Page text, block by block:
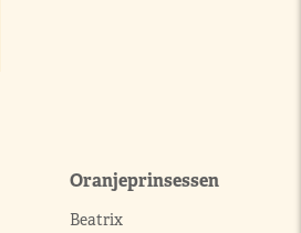
Oranjeprinsessen
Beatrix